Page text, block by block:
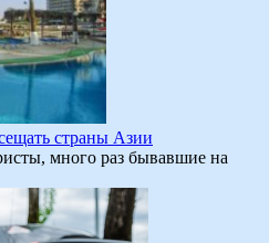
страны Азии
много раз бывавшие на